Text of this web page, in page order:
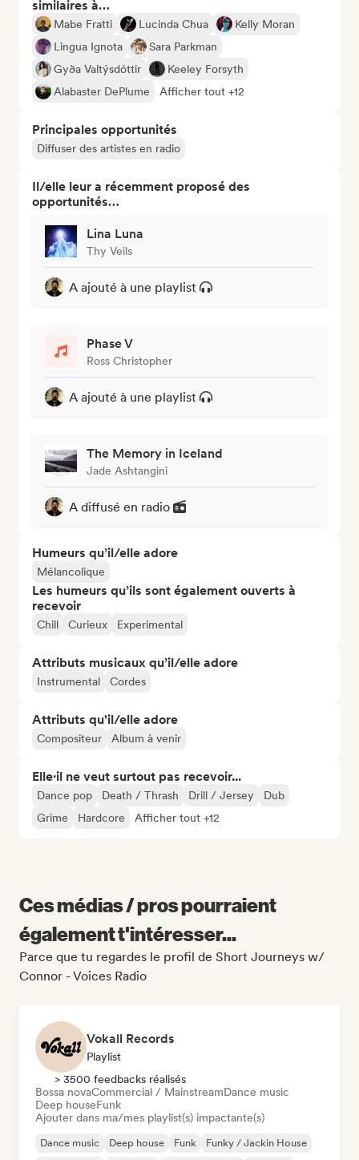
similaires à…
Mabe Fratti Lucinda Chua
Kelly Moran
Lingua Ignota
Sara Parkman
Gyða Valtýsdóttir
Keeley Forsyth
Alabaster DePlume
Afficher tout +12
Principales opportunités
Diffuser des artistes en radio
Il/elle leur a récemment proposé des
opportunités…
Lina Luna
Thy Veils
A ajouté à une playlist
Phase V
Ross Christopher
A ajouté à une playlist
The Memory in Iceland
Jade Ashtangini
A diffusé en radio
Humeurs qu’il/elle adore
Mélancolique
Les humeurs qu’ils sont également ouverts à
recevoir
Chill Curieux Experimental
Attributs musicaux qu’il/elle adore
Instrumental Cordes
Attributs qu'il/elle adore
Compositeur Album à venir
Elle·il ne veut surtout pas recevoir...
Dance pop Death / Thrash Drill / Jersey
Dub
Grime
Hardcore Afficher tout +12
Ces médias / pros pourraient
également t'intéresser...
Parce que tu regardes le profil de Short Journeys w/
Connor - Voices Radio
Vokall Records
Playlist
> 3500 feedbacks réalisés
Bossa novaCommercial / MainstreamDance music
Deep houseFunk
Ajouter dans ma/mes playlist(s) impactante(s)
Dance music Deep house Funk Funky / Jackin House